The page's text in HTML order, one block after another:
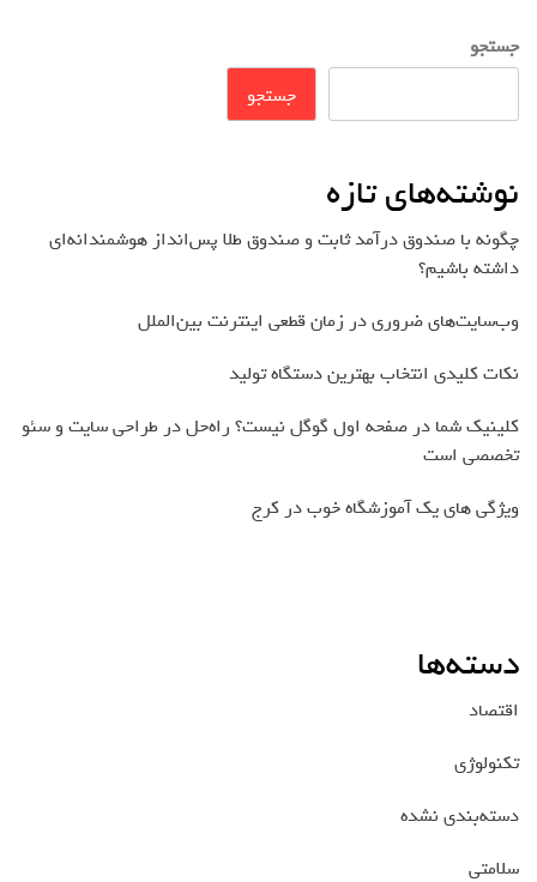
جستجو
جستجو
نوشته‌های تازه
چگونه با صندوق درآمد ثابت و صندوق طلا پس‌انداز هوشمندانه‌ای
داشته باشیم؟
وب‌سایت‌های ضروری در زمان قطعی اینترنت بین‌الملل
نکات کلیدی انتخاب بهترین دستگاه تولید
کلینیک شما در صفحه اول گوگل نیست؟ راه‌حل در طراحی سایت و سئو
تخصصی است
ویژگی های یک آموزشگاه خوب در کرج
دسته‌ها
اقتصاد
تکنولوژی
دسته‌بندی نشده
سلامتی